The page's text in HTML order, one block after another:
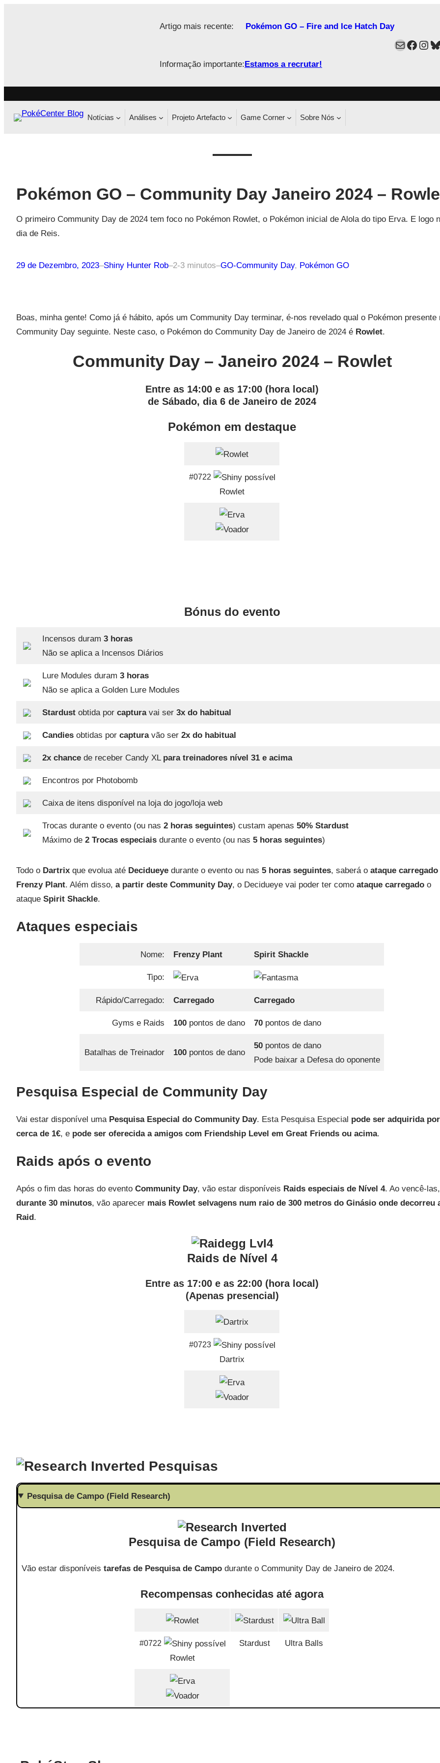
Artigo mais recente: Pokémon GO – Fire and Ice Hatch Day
Informação importante:Estamos a recrutar!
Mail
Notícias Análises Projeto Artefacto Game Corner Sobre Nós
Pokémon GO – Community Day Janeiro 2024 –
O primeiro Community Day de 2024 tem foco no Pokémon Rowlet, o Pokémon inicial de Alola do tipo Erva. E logo
dia de Reis.
29 de Dezembro, 2023–Shiny Hunter Rob–2-3 minutos–GO-Community Day, Pokémon GO
Boas, minha gente! Como já é hábito, após um Community Day terminar, é-nos revelado qual o Pokémon presente
Community Day seguinte. Neste caso, o Pokémon do Community Day de Janeiro de 2024 é Rowlet.
Community Day – Janeiro 2024 – Rowlet
Entre as 14:00 e as 17:00 (hora local)
deSábado, dia 6 de Janeiro de 2024
Pokémon em destaque
#0722
Rowlet
Bónus do evento
Incensos duram3 horas
Não se aplica a Incensos Diários
Lure Modules duram3 horas
Não se aplica a Golden Lure Modules
Stardustobtida porcapturavai ser3x do habitual
Candiesobtidas porcapturavão ser2x do habitual
2x chance de receber Candy XL para treinadores nível 31 e acima
Encontros por Photobomb
Caixa de itens disponível na loja do jogo/loja web
Trocas durante o evento (ou nas2 horas seguintes) custam apenas50% Stardust
Máximo de2 Trocas especiais durante o evento (ou nas5 horas seguintes)
Todo o Dartrixque evolua até Decidueyedurante o evento ou nas 5 horas seguintes, saberá o ataque carregado
Frenzy Plant. Além disso, a partir deste Community Day, o Decidueye vai poder ter como ataque carregadoo
ataque Spirit Shackle.
Ataques especiais
Nome: Frenzy Plant Spirit Shackle
Tipo:
Rápido/Carregado: Carregado Carregado
Gyms e Raids 100pontos de dano 70pontos de dano
Batalhas de Treinador 100pontos de dano
50pontos de dano
Pode baixar a Defesa do oponente
Pesquisa Especial de Community Day
Vai estar disponível uma Pesquisa Especial do Community Day. Esta Pesquisa Especial pode ser adquirida por
cerca de 1€, e pode ser oferecida a amigos com Friendship Level em Great Friends ou acima.
Raids após o evento
Após o fim das horas do evento Community Day, vão estar disponíveis Raids especiais de Nível 4. Ao vencê-las,
durante 30 minutos, vão aparecer mais Rowlet selvagens num raio de 300 metros do Ginásio onde decorreu
Raid.
Raids de Nível 4
Entre as 17:00 e as 22:00 (hora local)
(Apenas presencial)
#0723
Dartrix
Pesquisas
Pesquisa de Campo (Field Research)
Pesquisa de Campo (Field Research)
Vão estar disponíveis tarefas de Pesquisa de Campodurante o Community Day de Janeiro de 2024.
Recompensas conhecidas até agora
#0722
Rowlet
Stardust Ultra Balls